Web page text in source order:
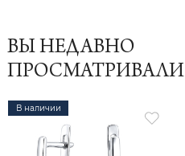
ВЫ НЕДАВНО
ПРОСМАТРИВАЛИ
В наличии